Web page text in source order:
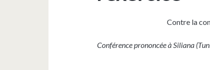
Contre la
Conférence prononcée à Siliana